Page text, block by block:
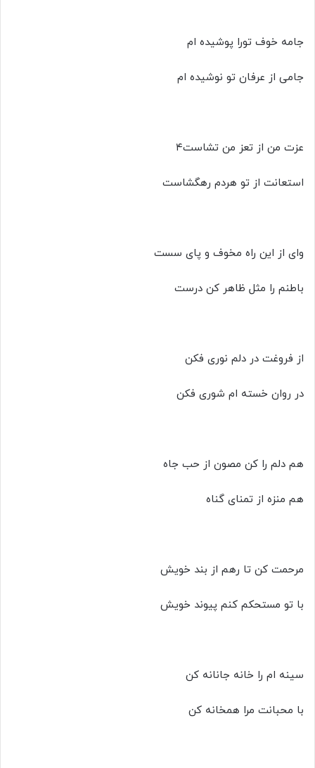
جامه خوف تورا پوشیده ام
جامی از عرفان تو نوشیده ام
عزت من از تعز من تشاست۴
استعانت از تو هردم رهگشاست
وای از این راه مخوف و پای سست
باطنم را مثل ظاهر کن درست
از فروغت در دلم نوری فکن
در روان خسته ام شوری فکن
هم دلم را کن مصون از حب جاه
هم منزه از تمنای گناه
مرحمت کن تا رهم از بند خویش
با تو مستحکم کنم پیوند خویش
سینه ام را خانه جانانه کن
با محبانت مرا همخانه کن